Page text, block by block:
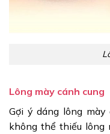
Lông mày cánh cung
Gợi ý dáng lông
không thể thiếu lông